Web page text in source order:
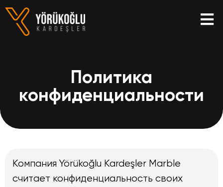
Политика
конфиденциальности
Компания Yörükoğlu Kardeşler Marble
считает конфиденциальность своих